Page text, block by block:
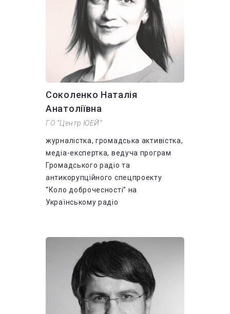
Соколенко Наталія
Анатоліївна
ГО “Центр ЮЕЙ”
журналістка, громадська активістка,
медіа-експертка, ведуча програм
Громадського радіо та
антикорупційного спецпроекту
“Коло доброчесності” на
Українському радіо